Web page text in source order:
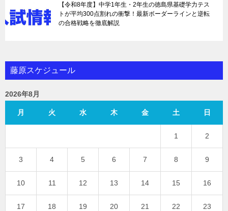
【令和8年度】中学1年生・2年生の徳島県基礎学力テス
トが平均300点割れの衝撃！最新ボーダーラインと逆転
の合格戦略を徹底解説
藤原スケジュール
2026年8月
月 火 水 木 金 土 日
1 2
3 4 5 6 7 8 9
10 11 12 13 14 15 16
17 18 19 20 21 22 23